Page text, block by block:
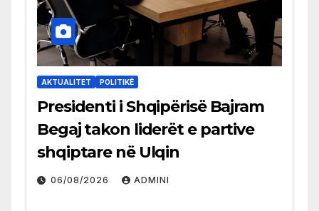
AKTUALITET POLITIKË
Presidenti i Shqipërisë Bajram
Begaj takon liderët e partive
shqiptare në Ulqin
06/08/2026 ADMINI